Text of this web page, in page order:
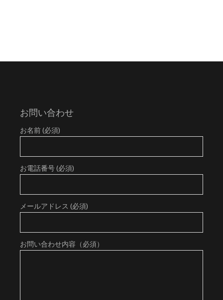
お問い合わせ
お名前 (必須)
お電話番号 (必須)
メールアドレス (必須)
お問い合わせ内容（必須）